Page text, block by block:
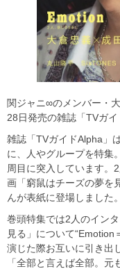
関ジャニ∞のメンバー・
28日発売の雑誌「TVガ
雑誌「TVガイドAlpha」
に、人やグループを特集
周目に突入しています。
画「窮鼠はチーズの夢を
んが表紙に登場しました。
巻頭特集では2人のイン
見る」について“Emotion
演じた際お互いに引き出
「全部と言えば全部。